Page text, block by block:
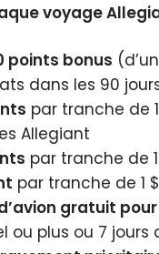
voyage
points bonus
dans les 90
par tranche de
Allegiant
par tranche de
par tranche de 1
gratuit
ou plus ou 7